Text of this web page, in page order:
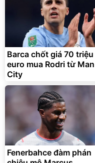
Barca chốt giá 70 triệu
euro mua Rodri từ Man
City
Fenerbahce đàm phán